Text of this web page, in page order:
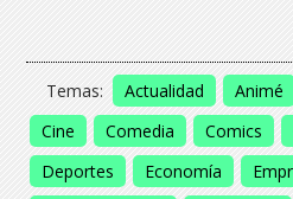
Temas: Actualidad Animé
Cine
Comedia Comics
Deportes
Economía